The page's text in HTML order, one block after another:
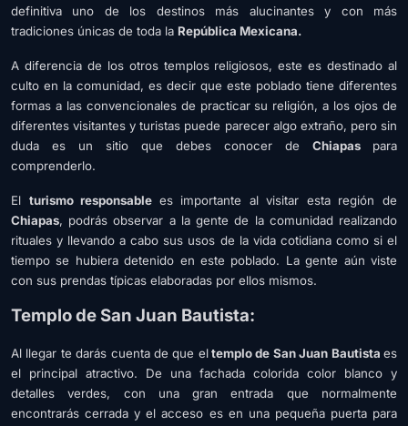
definitiva uno de los destinos más alucinantes y con más
tradiciones únicas de toda la República Mexicana.
A diferencia de los otros templos religiosos, este es destinado al
culto en la comunidad, es decir que este poblado tiene diferentes
formas a las convencionales de practicar su religión, a los ojos de
diferentes visitantes y turistas puede parecer algo extraño, pero sin
duda es un sitio que debes conocer de Chiapas para
comprenderlo.
El turismo responsable es importante al visitar esta región de
Chiapas, podrás observar a la gente de la comunidad realizando
rituales y llevando a cabo sus usos de la vida cotidiana como si el
tiempo se hubiera detenido en este poblado. La gente aún viste
con sus prendas típicas elaboradas por ellos mismos.
Templo de San Juan Bautista:
Al llegar te darás cuenta de que eltemplo de San Juan Bautistaes
el principal atractivo. De una fachada colorida color blanco y
detalles verdes, con una gran entrada que normalmente
encontrarás cerrada y el acceso es en una pequeña puerta para